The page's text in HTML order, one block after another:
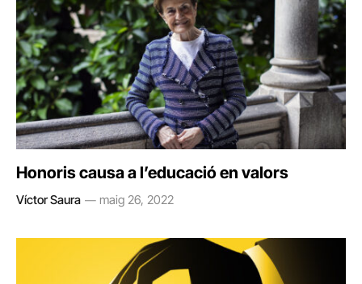
Honoris causa a l’educació en valors
Víctor Saura maig 26, 2022